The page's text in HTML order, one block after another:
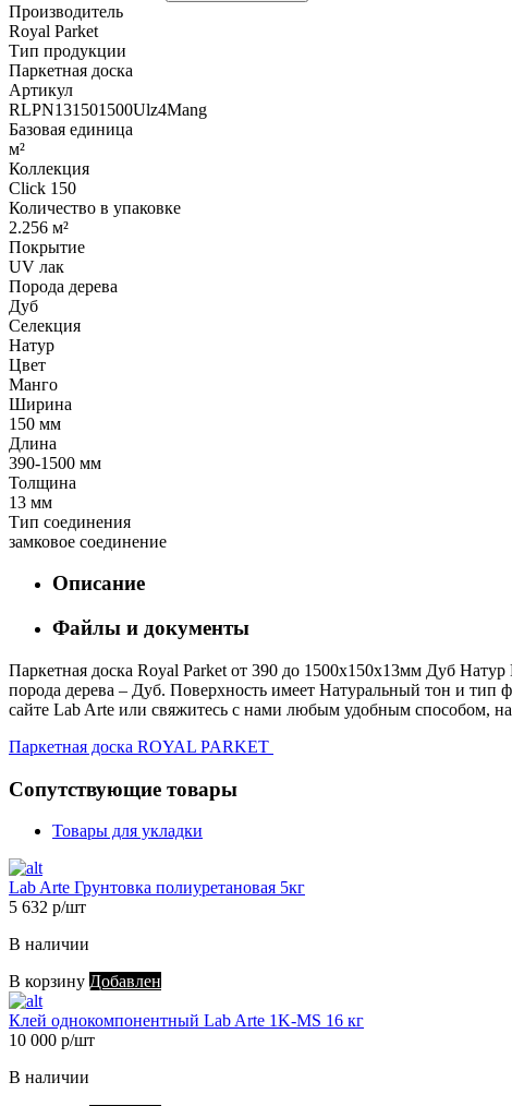
Производитель
Royal Parket
Тип продукции
Паркетная доска
Артикул
RLPN131501500Ulz4Mang
Базовая единица
м²
Коллекция
Click 150
Количество в упаковке
2.256 м²
Покрытие
UV лак
Порода дерева
Дуб
Селекция
Натур
Цвет
Манго
Ширина
150 мм
Длина
390-1500 мм
Толщина
13 мм
Тип соединения
замковое соединение
Описание
Файлы и документы
Паркетная доска Royal Parket от 390 до 1500х150х13мм Дуб
порода дерева – Дуб. Поверхность имеет Натуральный тон и тип
сайте Lab Arte или свяжитесь с нами любым удобным способом,
Паркетная доска ROYAL PARKET
Сопутствующие товары
Товары для укладки
Lab Arte Грунтовка полиуретановая 5кг
5 632 р/шт
В наличии
В корзину Добавлен
Клей однокомпонентный Lab Arte 1K-MS 16 кг
10 000 р/шт
В наличии